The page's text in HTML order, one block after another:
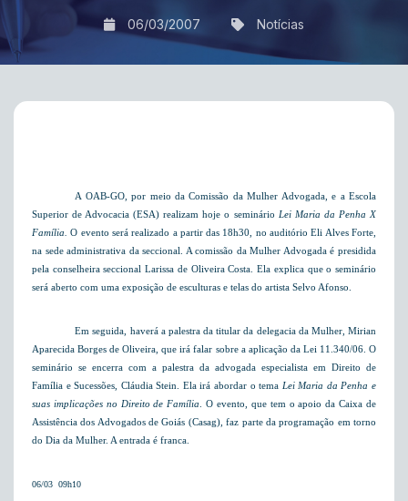
06/03/2007 Notícias
A OAB-GO, por meio da Comissão da Mulher Advogada, e a Escola
Superior de Advocacia (ESA) realizam hoje o seminário Lei Maria da Penha X
Família.O evento será realizado a partir das 18h30, no auditório Eli Alves Forte,
na sede administrativa da seccional. A comissão da Mulher Advogada é presidida
pela conselheira seccional Larissa de Oliveira Costa. Ela explica que o seminário
será aberto com uma exposição de esculturas e telas do artista Selvo Afonso.
Em seguida, haverá a palestra da titular da delegacia da Mulher, Mirian
Aparecida Borges de Oliveira, que irá falar sobre a aplicação da Lei 11.340/06. O
seminário se encerra com a palestra da advogada especialista em Direito de
Família e Sucessões, Cláudia Stein. Ela irá abordar o tema Lei Maria da Penha e
suas implicações no Direito de Família
. O evento, que tem o apoio da Caixa de
Assistência dos Advogados de Goiás (Casag), faz parte da programação em torno
do Dia da Mulher. A entrada é franca.
06/03  09h10